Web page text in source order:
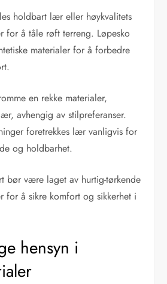
holdbart lær eller høykvalitets
for å tåle røft terreng. Løpesko
materialer for å forbedre
en rekke materialer,
avhengig av stilpreferanser.
foretrekkes lær vanligvis for
og holdbarhet.
bør være laget av hurtig-tørkende
for å sikre komfort og sikkerhet i
hensyn i